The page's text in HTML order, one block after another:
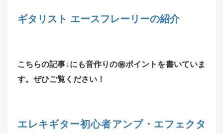
ギタリスト エースフレーリーの紹介
こちらの記事↓にも音作りの㊙︎ポイントを書いていま
す。ぜひご覧ください！
エレキギター初心者アンプ・エフェクタ